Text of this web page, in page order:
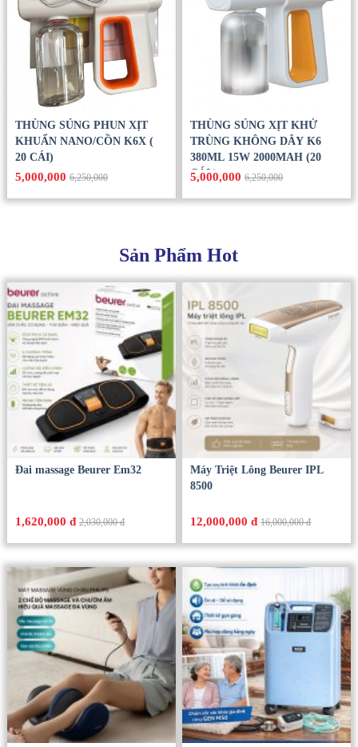
THÙNG SÚNG PHUN XỊT
KHUẨN NANO/CỒN K6X (
20 CÁI)
5,000,0006,250,000
THÙNG SÚNG XỊT KHỬ
TRÙNG KHÔNG DÂY K6
380ML 15W 2000MAH (20
CÁI )
5,000,0006,250,000
Sản Phẩm Hot
Đai massage Beurer Em32
1,620,000 đ 2,030,000 đ
Máy Triệt Lông Beurer IPL
8500
12,000,000 đ 16,000,000 đ